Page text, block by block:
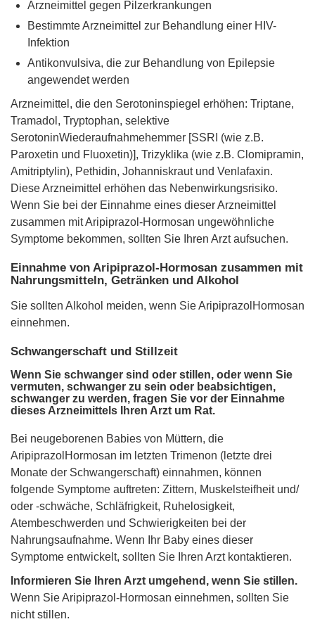
Arzneimittel gegen Pilzerkrankungen
Bestimmte Arzneimittel zur Behandlung einer HIV-
Infektion
Antikonvulsiva, die zur Behandlung von Epilepsie
angewendet werden
Arzneimittel, die den Serotoninspiegel erhöhen: Triptane,
Tramadol, Tryptophan, selektive
SerotoninWiederaufnahmehemmer [SSRI (wie z.B.
Paroxetin und Fluoxetin)], Trizyklika (wie z.B. Clomipramin,
Amitriptylin), Pethidin, Johanniskraut und Venlafaxin.
Diese Arzneimittel erhöhen das Nebenwirkungsrisiko.
Wenn Sie bei der Einnahme eines dieser Arzneimittel
zusammen mit Aripiprazol-Hormosan ungewöhnliche
Symptome bekommen, sollten Sie Ihren Arzt aufsuchen.
Einnahme von Aripiprazol-Hormosan zusammen mit
Nahrungsmitteln, Getränken und Alkohol
Sie sollten Alkohol meiden, wenn Sie AripiprazolHormosan
einnehmen.
Schwangerschaft und Stillzeit
Wenn Sie schwanger sind oder stillen, oder wenn Sie
vermuten, schwanger zu sein oder beabsichtigen,
schwanger zu werden, fragen Sie vor der Einnahme
dieses Arzneimittels Ihren Arzt um Rat.
Bei neugeborenen Babies von Müttern, die
AripiprazolHormosan im letzten Trimenon (letzte drei
Monate der Schwangerschaft) einnahmen, können
folgende Symptome auftreten: Zittern, Muskelsteifheit und/
oder -schwäche, Schläfrigkeit, Ruhelosigkeit,
Atembeschwerden und Schwierigkeiten bei der
Nahrungsaufnahme. Wenn Ihr Baby eines dieser
Symptome entwickelt, sollten Sie Ihren Arzt kontaktieren.
Informieren Sie Ihren Arzt umgehend, wenn Sie stillen.
Wenn Sie Aripiprazol-Hormosan einnehmen, sollten Sie
nicht stillen.